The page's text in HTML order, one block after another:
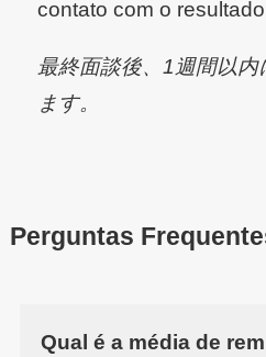
contato com o
最終面談後、1週間以
ます。
Perguntas
Qual é a média de